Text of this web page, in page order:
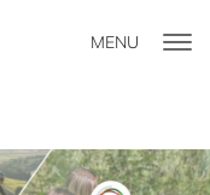
MENU